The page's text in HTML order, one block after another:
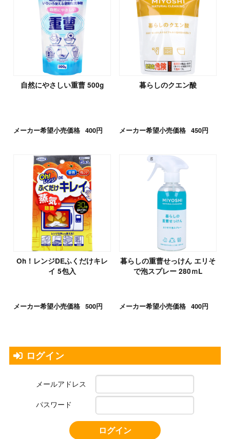
自然にやさしい重曹 500g
メーカー希望小売価格 400円
暮らしのクエン酸
メーカー希望小売価格 450円
Oh！レンジDEふくだけキレ
イ 5包入
メーカー希望小売価格 500円
暮らしの重曹せっけん エリそ
で泡スプレー 280ｍL
メーカー希望小売価格 400円
ログイン
メールアドレス
パスワード
ログイン